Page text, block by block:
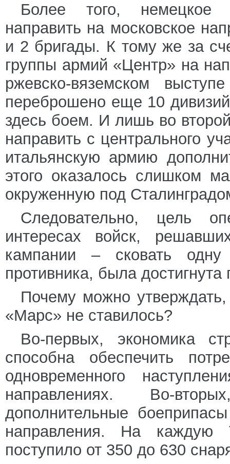
Более того, немецкое
направить на московское
и 2 бригады. К тому же за
группы армий «Центр» на
ржевско-вяземском
переброшено еще 10
здесь боем. И лишь во
направить с центрального
итальянскую армию
этого оказалось слишком
окруженную под
Следовательно, цель
интересах войск,
кампании – сковать
противника, была достигнута
Почему можно
«Марс» не ставилось?
Во-первых, экономика
способна обеспечить
одновременного
направлениях. Во-
дополнительные
направления. На
поступило от 350 до 630